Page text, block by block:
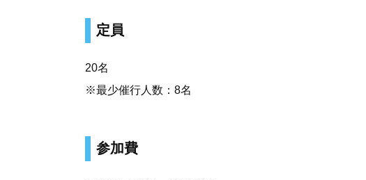
定員
20名
※最少催行人数：8名
参加費